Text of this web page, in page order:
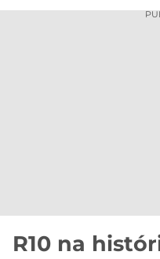
R10 na